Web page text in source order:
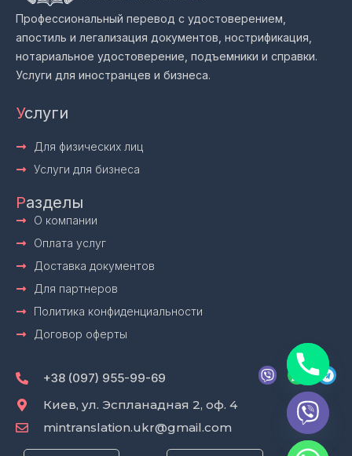
Профессиональный перевод с удостоверением,
апостиль и легализация документов, нострификация,
нотариальное удостоверение, подъемники и справки.
Услуги для иностранцев и бизнеса.
Услуги
Для физических лиц
Услуги для бизнеса
Разделы
О компании
Оплата услуг
Доставка документов
Для партнеров
Политика конфиденциальности
Договор оферты
+38 (097) 955-99-69
V
i
W
a
t
s
a
p
T
e
e
g
Киев, ул. Эспланадная 2, оф. 4
mintranslation.ukr@gmail.com